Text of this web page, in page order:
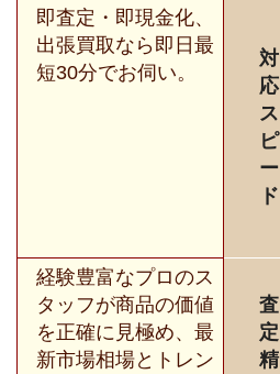
即査定・即現金化、
出張買取なら即日最
短30分でお伺い。
対
応
ス
ピ
ー
ド
経験豊富なプロのス
タッフが商品の価値
を正確に見極め、最
新市場相場とトレン
査
定
精